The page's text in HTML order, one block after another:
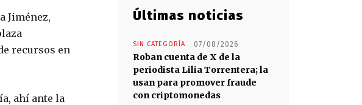
Jiménez,
recursos en
ahí ante la
Últimas noticias
SIN CATEGORÍA 07/08/2026
Roban cuenta de X de la
periodista Lilia Torrentera; la
usan para promover fraude
con criptomonedas